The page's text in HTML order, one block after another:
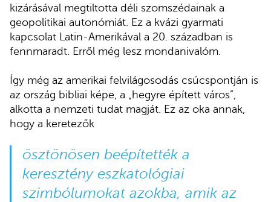
kizárásával megtiltotta déli szomszédainak a
geopolitikai autonómiát. Ez a kvázi gyarmati
kapcsolat Latin-Amerikával a 20. században is
fennmaradt. Erről még lesz mondanivalóm.
Így még az amerikai felvilágosodás csúcspontján is
az ország bibliai képe, a „hegyre épített város”,
alkotta a nemzeti tudat magját. Ez az oka annak,
hogy a keretezők
ösztönösen beépítették a
keresztény eszkatológiai
szimbólumokat azokba, amik az